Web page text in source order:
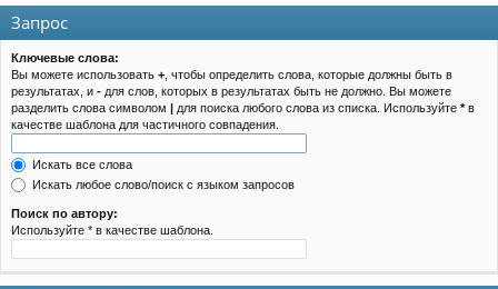
Запрос
Ключевые слова:
Вы можете использовать + , чтобы определить слова, которые должны быть в
результатах, и - для слов, которых в результатах быть не должно. Вы можете
разделить слова символом | для поиска любого слова из списка. Используйте *в
качестве шаблона для частичного совпадения.
Искать все слова
Искать любое слово/поиск с языком запросов
Поиск по автору:
Используйте * в качестве шаблона.